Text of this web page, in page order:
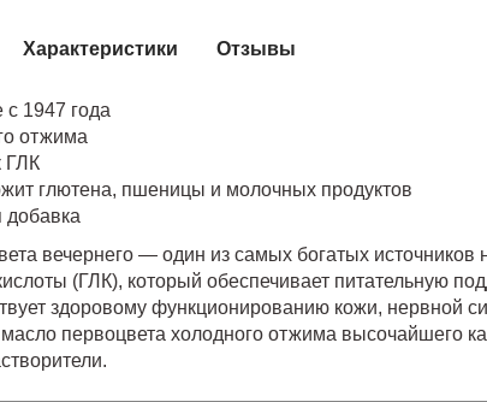
1947 года
отжима
ГЛК
глютена, пшеницы и молочных продуктов
вечернего — один из самых богатых
(ГЛК), который обеспечивает питательную
здоровому функционированию кожи, нервной
первоцвета холодного отжима высочайшего
Характеристики Отзывы